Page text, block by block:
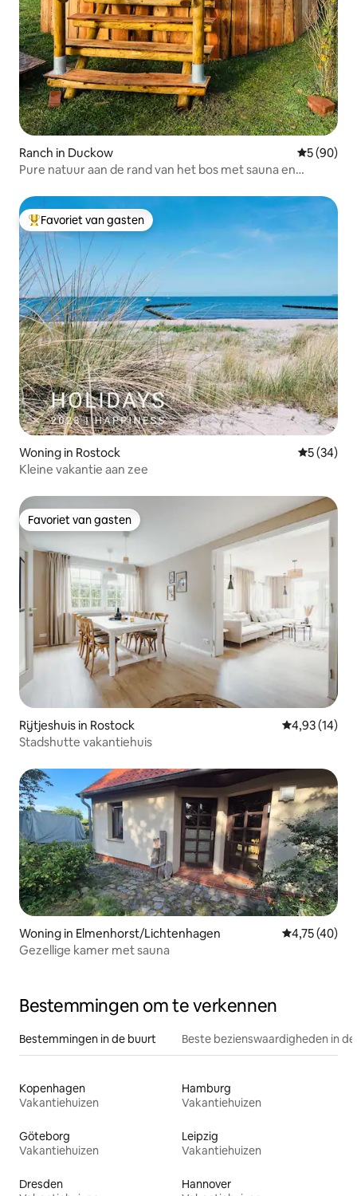
Ranch in Duckow
5 (90)
Pure natuur aan de rand van het bos met sauna en
Topfavoriet van gasten
Favoriet van gasten
Woning in Rostock
5 (34)
Kleine vakantie aan zee
Favoriet van gasten
Favoriet van gasten
Rijtjeshuis in Rostock Gemiddelde
4,93 (14)
Stadshutte vakantiehuis
Woning in Elmenhorst/Lichtenhagen Gemiddelde
4,75 (40)
Gezellige kamer met sauna
Bestemmingen om te verkennen
Bestemmingen in de buurt Beste bezienswaardigheden in
Kopenhagen
Vakantiehuizen
Hamburg
Vakantiehuizen
Göteborg
Vakantiehuizen
Leipzig
Vakantiehuizen
Dresden
Hannover